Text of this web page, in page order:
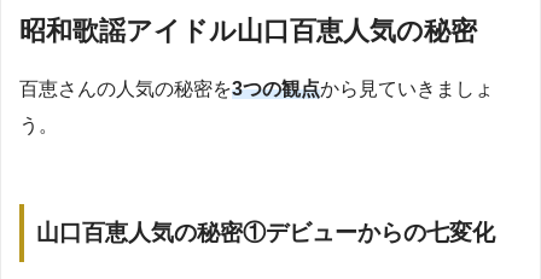
昭和歌謡アイドル山口百恵人気の秘密
百恵さんの人気の秘密を3つの観点から見ていきましょ
う。
山口百恵人気の秘密①デビューからの七変化